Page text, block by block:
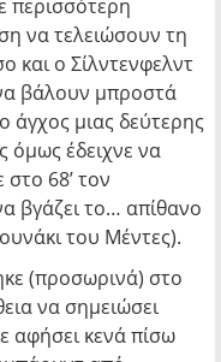
να τελειώσουν τη
και ο Σίλντενφελντ
βάλουν μπροστά
άγχος μιας δεύτερης
όμως έδειχνε να
στο 68’ τον
βγάζει το… απίθανο
του Μέντες).
(προσωρινά) στο
να σημειώσει
αφήσει κενά πίσω